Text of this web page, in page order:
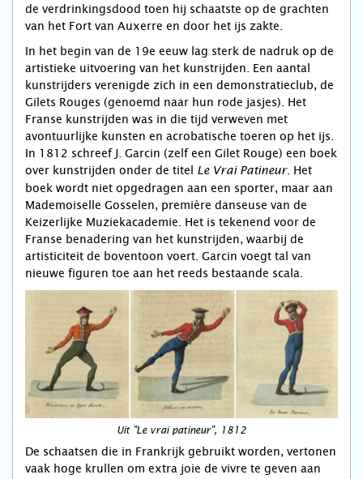
de verdrinkingsdood toen hij schaatste op de grachten
van het Fort van Auxerre en door het ijs zakte.
In het begin van de 19e eeuw lag sterk de nadruk op de
artistieke uitvoering van het kunstrijden. Een aantal
kunstrijders verenigde zich in een demonstratieclub, de
Gilets Rouges (genoemd naar hun rode jasjes). Het
Franse kunstrijden was in die tijd verweven met
avontuurlijke kunsten en acrobatische toeren op het ijs.
In 1812 schreef J. Garcin (zelf een Gilet Rouge) een boek
over kunstrijden onder de titel
Le Vrai Patineur. Het
boek wordt niet opgedragen aan een sporter, maar aan
Mademoiselle Gosselen, première danseuse van de
Keizerlijke Muziekacademie. Het is tekenend voor de
Franse benadering van het kunstrijden, waarbij de
artisticiteit de boventoon voert. Garcin voegt tal van
nieuwe figuren toe aan het reeds bestaande scala.
Uit "Le vrai patineur", 1812
De schaatsen die in Frankrijk gebruikt worden, vertonen
vaak hoge krullen om extra joie de vivre te geven aan